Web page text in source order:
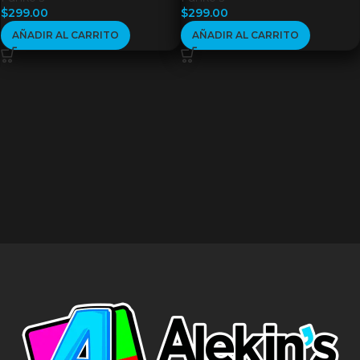
$299.00
AÑADIR AL CARRITO
$299.00
AÑADIR AL CARRITO